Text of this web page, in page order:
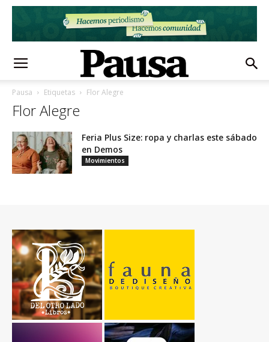
Pausa Etiquetas Flor Alegre
Flor Alegre
Feria Plus Size: ropa y charlas este sábado
en Demos
Movimientos